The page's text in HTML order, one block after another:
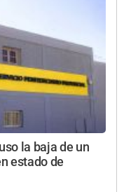
la baja de un
estado de